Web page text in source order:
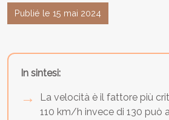
Publié le 15 mai 2024
In sintesi:
La velocità è il fattore più
110 km/h invece di 130 può